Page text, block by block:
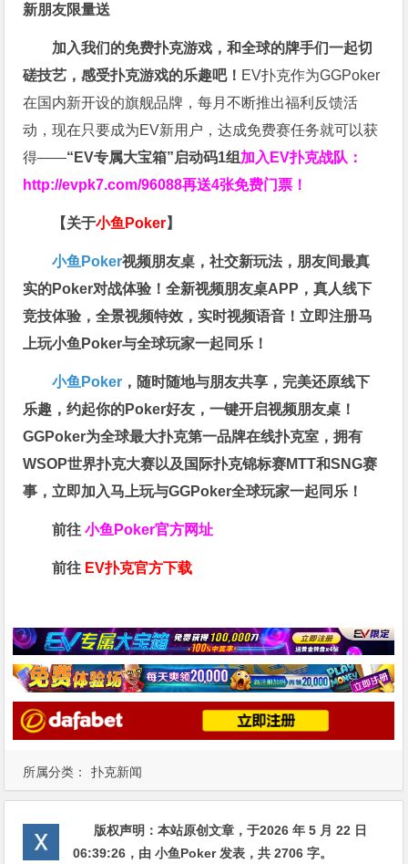
所属分类： 扑克新闻
新朋友限量送
加入我们的免费扑克游戏，和全球的牌手们一起切
磋技艺，感受扑克游戏的乐趣吧！ EV扑克作为GGPoker
在国内新开设的旗舰品牌，每月不断推出福利反馈活
动，现在只要成为EV新用户，达成免费赛任务就可以获
得——“EV专属大宝箱”启动码1组 加入EV扑克战队：
http://evpk7.com/96088再送4张免费门票！
【关于小鱼Poker】
小鱼Poker视频朋友桌，社交新玩法，朋友间最真
实的Poker对战体验！全新视频朋友桌APP，真人线下
竞技体验，全景视频特效，实时视频语音！立即注册马
上玩小鱼Poker与全球玩家一起同乐！
小鱼Poker ，随时随地与朋友共享，完美还原线下
乐趣，约起你的Poker好友，一键开启视频朋友桌！
GGPoker为全球最大扑克第一品牌在线扑克室，拥有
WSOP世界扑克大赛以及国际扑克锦标赛MTT和SNG赛
事，立即加入马上玩与GGPoker全球玩家一起同乐！
前往小鱼Poker官方网址
前往 EV扑克官方下载
版权声明：本站原创文章，于2026 年 5 月 22 日
06:39:26 ，由小鱼Poker发表，共 2706 字。